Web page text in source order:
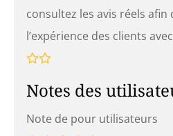
consultez les avis réels afin
l’expérience des clients
Notes des
Note de pour utilisateurs